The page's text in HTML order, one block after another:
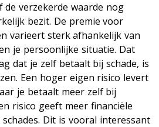
de verzekerde waarde nog
bezit. De premie voor
varieert sterk afhankelijk van
je persoonlijke situatie. Dat
dat je zelf betaalt bij schade, is
Een hoger eigen risico levert
je betaalt meer zelf bij
risico geeft meer financiële
Dit is vooral interessant